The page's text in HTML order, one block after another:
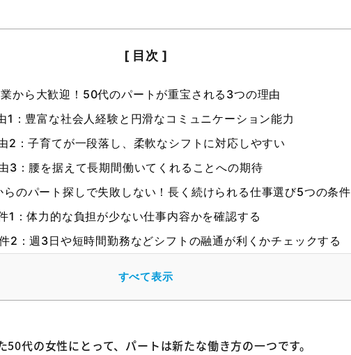
から大歓迎！50代のパートが重宝される3つの理由
1：豊富な社会人経験と円滑なコミュニケーション能力
2：子育てが一段落し、柔軟なシフトに対応しやすい
3：腰を据えて長期間働いてくれることへの期待
らのパート探しで失敗しない！長く続けられる仕事選び5つの条件
1：体力的な負担が少ない仕事内容かを確認する
2：週3日や短時間勤務などシフトの融通が利くかチェックする
】50代女性が長く続けられるおすすめパート9選
すべて表示
代の女性にとって、パートは新たな働き方の一つです。